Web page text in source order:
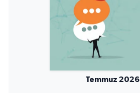
Temmuz 2026
Tunceli Müftülüğü
Van Müftülüğü